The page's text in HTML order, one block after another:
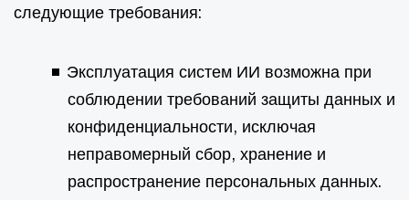
следующие требования:
Эксплуатация систем ИИ возможна при
соблюдении требований защиты данных и
конфиденциальности, исключая
неправомерный сбор, хранение и
распространение персональных данных.